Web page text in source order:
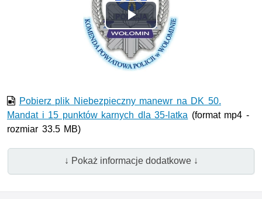
Odtwórz
wideo
Pobierz plik Niebezpieczny manewr na DK 50.
Mandat i 15 punktów karnych dla 35-latka (format mp4 -
rozmiar 33.5 MB)
↓ Pokaż informacje dodatkowe ↓